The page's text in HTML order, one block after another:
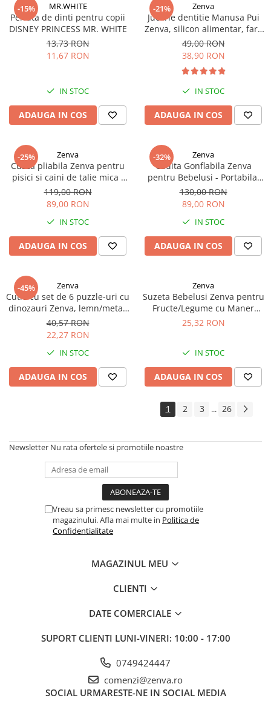
-15% MR.WHITE
Periuta de dinti pentru copii
DISNEY PRINCESS MR. WHITE
13,73 RON
11,67 RON
IN STOC
ADAUGA IN COS
-21% Zenva
Jucarie dentitie Manusa Pui
Zenva, silicon alimentar, fara
BPA, 3-12 luni, Crem
49,00 RON
38,90 RON
IN STOC
ADAUGA IN COS
-25% Zenva
Cusca pliabila Zenva pentru
pisici si caini de talie mica -
portabila, aerisita si usor de
transportat, Gri
119,00 RON
89,00 RON
IN STOC
ADAUGA IN COS
-32% Zenva
Cadita Gonflabila Zenva
pentru Bebelusi - Portabila,
Sigura si Ultra Confortabila,
Roz
130,00 RON
89,00 RON
IN STOC
ADAUGA IN COS
-45% Zenva
Cutie cu set de 6 puzzle-uri cu
dinozauri Zenva, lemn/metal,
multicolor, 16 x 10 x 7 cm
40,57 RON
22,27 RON
IN STOC
ADAUGA IN COS
Zenva
Suzeta Bebelusi Zenva pentru
Fructe/Legume cu Maner
Silicon, Albastru
25,32 RON
IN STOC
ADAUGA IN COS
1 2 3 ... 26
Newsletter Nu rata ofertele si promotiile noastre
Vreau sa primesc newsletter cu promotiile
magazinului. Afla mai multe in Politica de
Confidentialitate
MAGAZINUL MEU
CLIENTI
DATE COMERCIALE
SUPORT CLIENTI LUNI-VINERI: 10:00 - 17:00
0749424447
comenzi@zenva.ro
SOCIAL URMARESTE-NE IN SOCIAL MEDIA